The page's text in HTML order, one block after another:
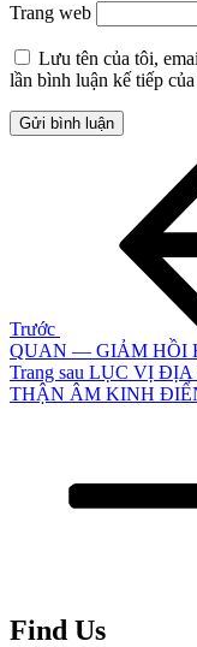
Trang web
Lưu tên của tôi,
lần bình luận kế tiếp
Trước
QUAN — GIẢM HỒI
Bài
tiếp
Trang sau LỤC VỊ ĐỊA
THẬN ÂM KINH
Find Us